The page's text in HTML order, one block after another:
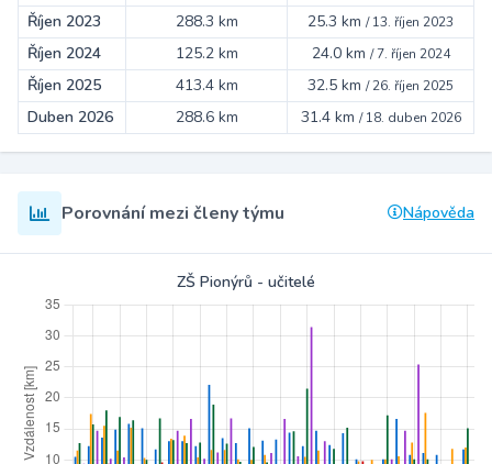
Říjen 2023
288.3 km 25.3 km /13. říjen 2023
Říjen 2024 125.2 km 24.0 km /7. říjen 2024
Říjen 2025 413.4 km 32.5 km /26. říjen 2025
Duben 2026 288.6 km 31.4 km /18. duben 2026
Porovnání mezi členy týmu Nápověda
ZŠ Pionýrů - učitelé